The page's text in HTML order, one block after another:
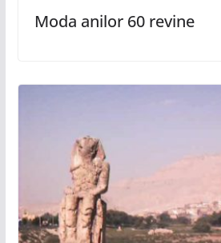
Moda anilor 60 revine